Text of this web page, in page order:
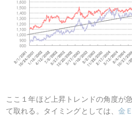
ここ１年ほど上昇トレンドの角度が
て取れる。タイミングとしては、金